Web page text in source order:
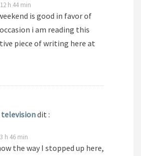
h 44 min
is good in favor of
i am reading this
piece of writing here at
dit :
h 46 min
the way I stopped up here,